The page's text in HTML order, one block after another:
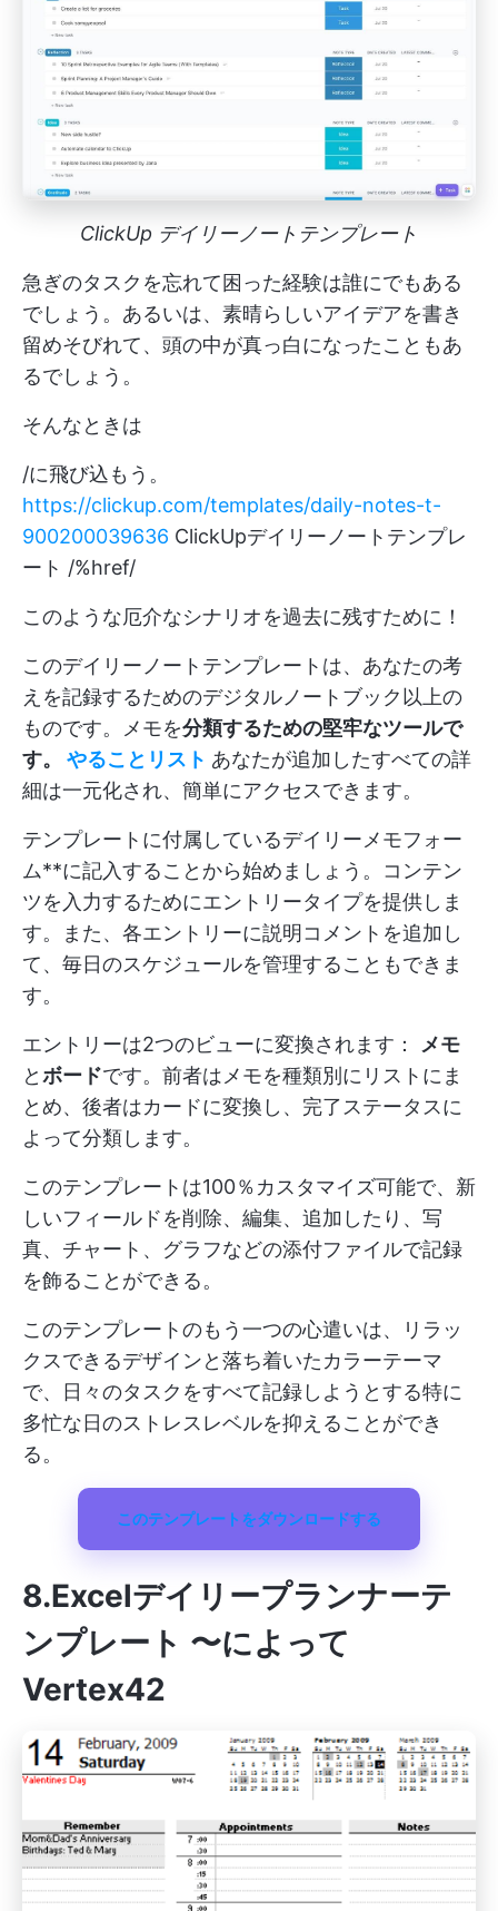
ClickUp デイリーノートテンプレート
急ぎのタスクを忘れて困った経験は誰にでもある
でしょう。あるいは、素晴らしいアイデアを書き
留めそびれて、頭の中が真っ白になったこともあ
るでしょう。
そんなときは
/に飛び込もう。
https://clickup.com/templates/daily-notes-t-
900200039636 ClickUpデイリーノートテンプレ
ート /%href/
このような厄介なシナリオを過去に残すために！
このデイリーノートテンプレートは、あなたの考
えを記録するためのデジタルノートブック以上の
ものです。メモを分類するための堅牢なツールで
す。 やることリスト あなたが追加したすべての詳
細は一元化され、簡単にアクセスできます。
テンプレートに付属しているデイリーメモフォー
ム**に記入することから始めましょう。コンテン
ツを入力するためにエントリータイプを提供しま
す。また、各エントリーに説明コメントを追加し
て、毎日のスケジュールを管理することもできま
す。
エントリーは2つのビューに変換されます： メモ
とボードです。前者はメモを種類別にリストにま
とめ、後者はカードに変換し、完了ステータスに
よって分類します。
このテンプレートは100％カスタマイズ可能で、新
しいフィールドを削除、編集、追加したり、写
真、チャート、グラフなどの添付ファイルで記録
を飾ることができる。
このテンプレートのもう一つの心遣いは、リラッ
クスできるデザインと落ち着いたカラーテーマ
で、日々のタスクをすべて記録しようとする特に
多忙な日のストレスレベルを抑えることができ
る。
このテンプレートをダウンロードする
8.Excelデイリープランナーテ
ンプレート 〜によって
Vertex42